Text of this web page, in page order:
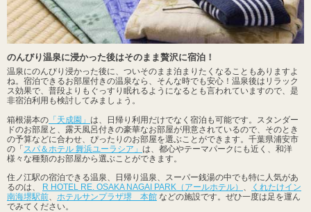
のんびり温泉に浸かった後はそのまま贅沢に宿泊！
温泉にのんびり浸かった後に、ついそのまま泊まりたくなることもありますよ
ね。宿泊できるお部屋付きの温泉なら、そんな時でも安心！温泉後はリラック
ス効果で、普段よりもぐっすり眠れるようになるとも言われていますので、是
非宿泊利用も検討してみましょう。
箱根湯本の 「天成園」 は、日帰り利用だけでなく宿泊も可能です。スタンダー
ドのお部屋と、露天風呂付きの豪華なお部屋が用意されているので、そのとき
の予算などに合わせ、ぴったりのお部屋を選ぶことができます。千葉県浦安市
の「スパ＆ホテル 舞浜ユーラシア」 は、都心やテーマパークにも近く、和洋
様々な種類のお部屋から選ぶことができます。
住ノ江駅の宿泊できる温泉、日帰り温泉、スーパー銭湯の中でも特に人気があ
るのは、 R HOTEL RE. OSAKA NAGAI PARK（アールホテル） 、
くれたけイン
南海堺駅前、 ホテルサンプラザ堺 本館 などの施設です。ぜひ一度は足を運ん
でみてください。